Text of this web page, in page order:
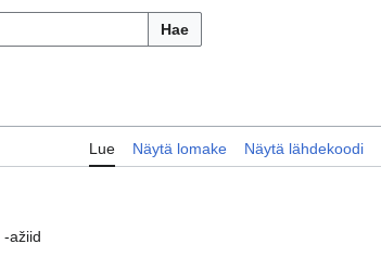
Hae
Lue Näytä lomake Näytä lähdekoodi
-ažiid